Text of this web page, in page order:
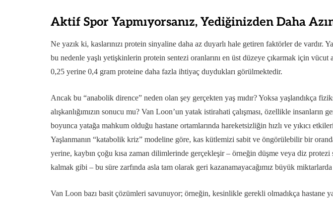
Aktif Spor Yapmıyorsanız, Yediğinizden Daha
Ne yazık ki, kaslarınızı protein sinyaline daha az duyarlı hale getiren faktörler de vardır.
bu nedenle yaşlı yetişkinlerin protein sentezi oranlarını en üst düzeye çıkarmak için vücut
0,25 yerine 0,4 gram proteine daha fazla ihtiyaç duydukları görülmektedir.
Ancak bu “anabolik dirence” neden olan şey gerçekten yaş mıdır? Yoksa yaşlandıkça
alışkanlığımızın sonucu mu? Van Loon’un yatak istirahati çalışması, özellikle insanların
boyunca yatağa mahkum olduğu hastane ortamlarında hareketsizliğin hızlı ve yıkıcı
Yaşlanmanın “katabolik kriz” modeline göre, kas kütlemizi sabit ve öngörülebilir bir
yerine, kaybın çoğu kısa zaman dilimlerinde gerçekleşir – örneğin düşme veya diz protezi
kalmak gibi – bu süre zarfında asla tam olarak geri kazanamayacağımız büyük
Van Loon bazı basit çözümleri savunuyor; örneğin, kesinlikle gerekli olmadıkça hastane